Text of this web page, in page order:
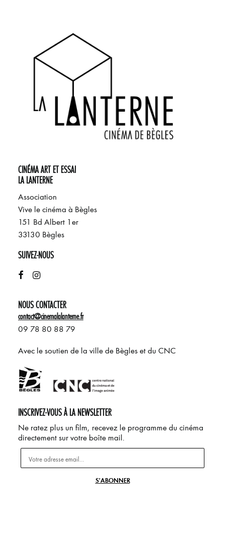
CINÉMA ART ET ESSAI
LA LANTERNE
Association
Vive le cinéma à Bègles
151 Bd Albert 1er
33130 Bègles
SUIVEZ-NOUS
NOUS CONTACTER
contact@cinemalalanterne.fr
09 78 80 88 79
Avec le soutien de la ville de Bègles et du CNC
INSCRIVEZ-VOUS À LA NEWSLETTER
Ne ratez plus un film, recevez le programme du cinéma
directement sur votre boîte mail.